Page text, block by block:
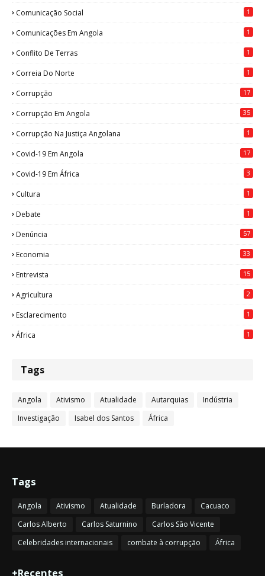
Comunicação Social 1
Comunicações Em Angola 1
Conflito De Terras 1
Correia Do Norte 1
Corrupção 17
Corrupção Em Angola 35
Corrupção Na Justiça Angolana 1
Covid-19 Em Angola 17
Covid-19 Em África 3
Cultura 1
Debate 1
Denúncia 57
Economia 33
Entrevista 15
Agricultura 2
Esclarecimento 1
África 1
Tags
Angola Ativismo Atualidade Autarquias
Indústria
Investigação
Isabel dos Santos África
Tags
Angola Ativismo Atualidade Burladora
Cacuaco
Carlos Alberto
Carlos Saturnino
Carlos São Vicente
Celebridades internacionais
combate à corrupção África
+Recentes